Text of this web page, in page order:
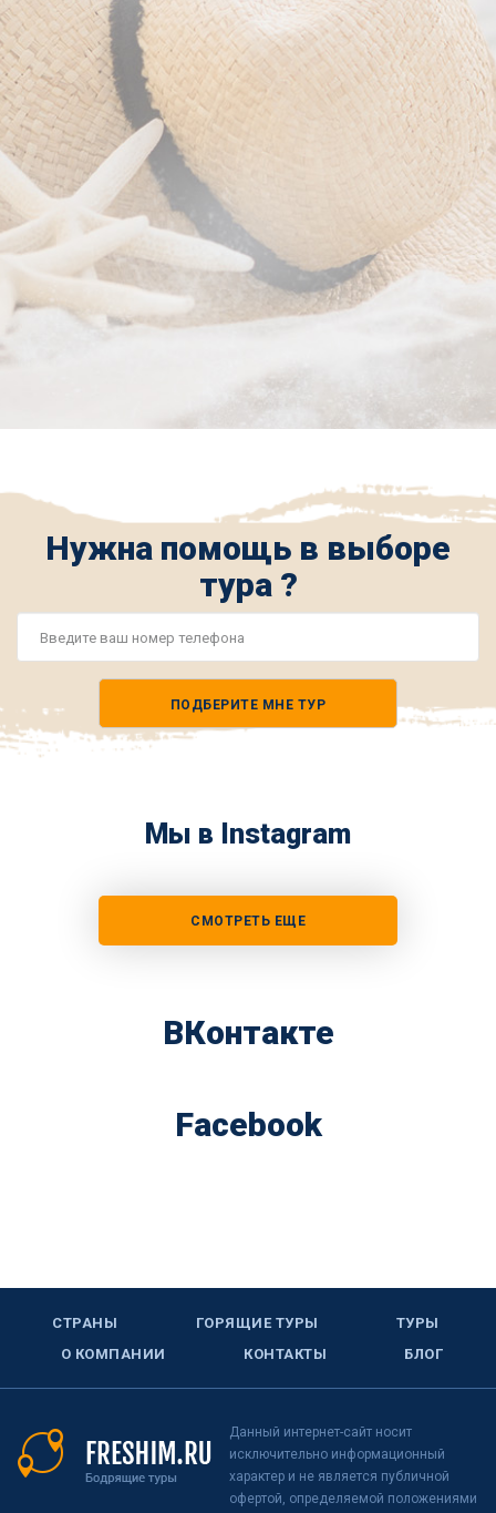
Нужна помощь в выборе
тура ?
ПОДБЕРИТЕ МНЕ ТУР
Мы в Instagram
СМОТРЕТЬ ЕЩЕ
ВКонтакте
Facebook
СТРАНЫ ГОРЯЩИЕ ТУРЫ
ТУРЫ
О КОМПАНИИ
КОНТАКТЫ БЛОГ
Данный интернет-сайт носит
исключительно информационный
характер и не является публичной
офертой, определяемой положениями